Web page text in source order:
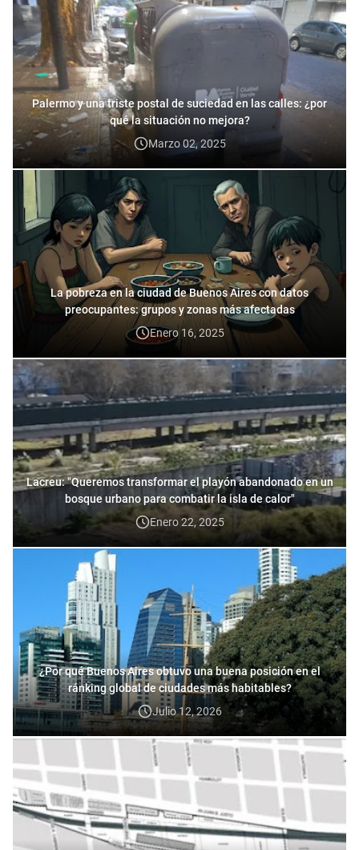
Palermo y una triste postal de suciedad en las calles: ¿por
qué la situación no mejora?
Marzo 02, 2025
La pobreza en la ciudad de Buenos Aires con datos
preocupantes: grupos y zonas más afectadas
Enero 16, 2025
Lacreu: "Queremos transformar el playón abandonado en un
bosque urbano para combatir la isla de calor"
Enero 22, 2025
¿Por qué Buenos Aires obtuvo una buena posición en el
ránking global de ciudades más habitables?
Julio 12, 2026